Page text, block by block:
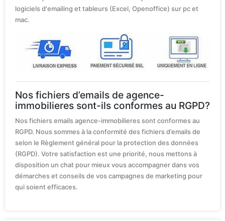
logiciels d'emailing et tableurs (Excel, Openoffice) sur pc et
mac.
Nos fichiers d’emails de agence-
immobilieres sont-ils conformes au RGPD?
Nos fichiers emails agence-immobilieres sont conformes au
RGPD. Nous sommes à la conformité des fichiers d’emails de
selon le Règlement général pour la protection des données
(RGPD). Votre satisfaction est une priorité, nous mettons à
disposition un chat pour mieux vous accompagner dans vos
démarches et conseils de vos campagnes de marketing pour
qui soient efficaces.